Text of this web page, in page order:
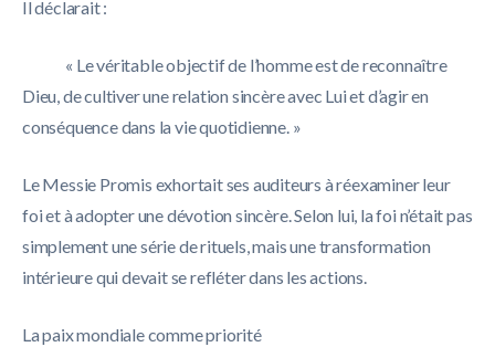
Il déclarait :
« Le véritable objectif de l’homme est de reconnaître
Dieu, de cultiver une relation sincère avec Lui et d’agir en
conséquence dans la vie quotidienne. »
Le Messie Promis exhortait ses auditeurs à réexaminer leur
foi et à adopter une dévotion sincère. Selon lui, la foi n’était pas
simplement une série de rituels, mais une transformation
intérieure qui devait se refléter dans les actions.
La paix mondiale comme priorité